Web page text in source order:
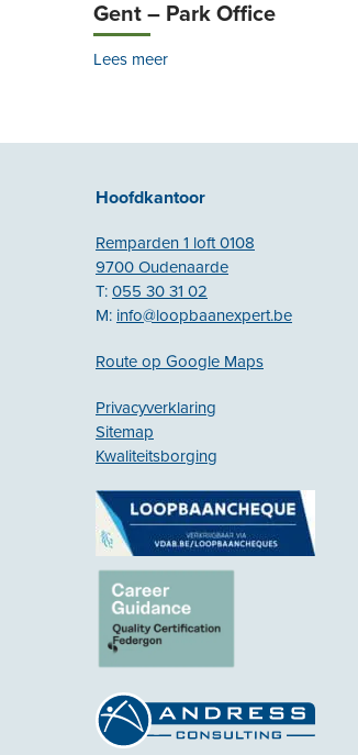
Gent – Park Office
Lees meer
Hoofdkantoor
Remparden 1 loft 0108
9700 Oudenaarde
T: 055 30 31 02
M: info@loopbaanexpert.be
Route op Google Maps
Privacyverklaring
Sitemap
Kwaliteitsborging